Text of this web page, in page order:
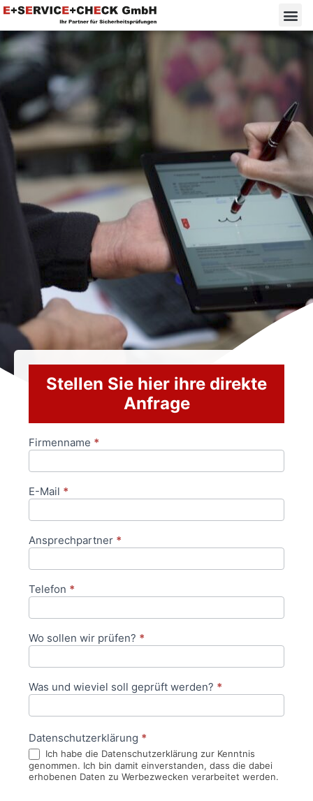
Stellen Sie hier ihre direkte
Anfrage
Anfrageformular
Firmenname *
E-Mail *
Ansprechpartner *
Telefon *
Wo sollen wir prüfen? *
Was und wieviel soll geprüft werden? *
Datenschutzerklärung *
Ich habe die Datenschutzerklärung zur Kenntnis
genommen. Ich bin damit einverstanden, dass die dabei
erhobenen Daten zu Werbezwecken verarbeitet werden.